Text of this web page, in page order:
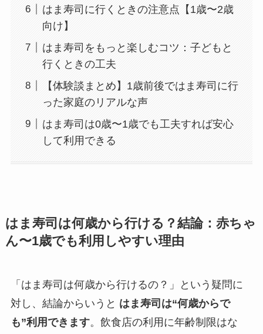
はま寿司に行くときの注意点【1歳〜2歳
向け】
はま寿司をもっと楽しむコツ：子どもと
行くときの工夫
【体験談まとめ】1歳前後ではま寿司に行
った家庭のリアルな声
はま寿司は0歳〜1歳でも工夫すれば安心
して利用できる
はま寿司は何歳から行ける？結論：赤ちゃ
ん〜1歳でも利用しやすい理由
「はま寿司は何歳から行けるの？」という疑問に
対し、結論からいうと はま寿司は“何歳からで
も”利用できます。飲食店の利用に年齢制限はな